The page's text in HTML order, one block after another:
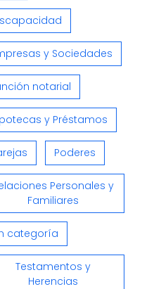
y Sociedades
notarial
y Préstamos
Poderes
Personales y
Familiares
categoría
Testamentos y
Herencias